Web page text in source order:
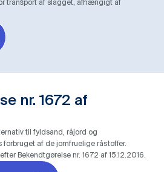
transport af slagget, afhængigt af
nr. 1672 af
til fyldsand, råjord og
af de jomfruelige råstoffer.
Bekendtgørelse nr. 1672 af 15.12.2016.